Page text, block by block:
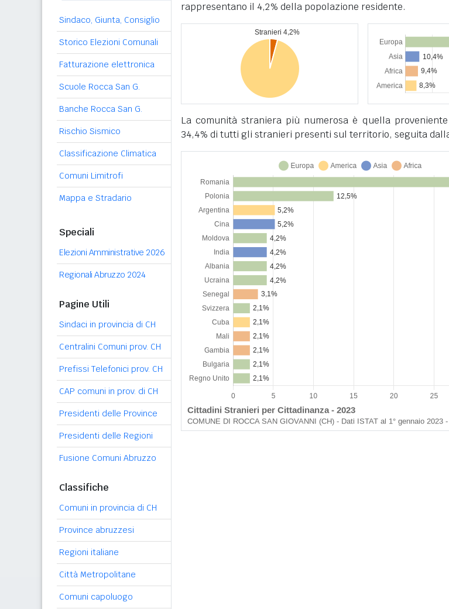
Sindaco, Giunta, Consiglio
Storico Elezioni Comunali
Fatturazione elettronica
Scuole Rocca San G.
Banche Rocca San G.
Rischio Sismico
Classificazione Climatica
Comuni Limitrofi
Mappa e Stradario
Speciali
Elezioni Amministrative 2026
Regionali Abruzzo 2024
Pagine Utili
Sindaci in provincia di CH
Centralini Comuni prov. CH
Prefissi Telefonici prov. CH
CAP comuni in prov. di CH
Presidenti delle Province
Presidenti delle Regioni
Fusione Comuni Abruzzo
Classifiche
Comuni in provincia di CH
Province abruzzesi
Regioni italiane
Città Metropolitane
Comuni capoluogo
rappresentano il 4,2% della popolazione residente.
La comunità straniera più numerosa è quella
34,4% di tutti gli stranieri presenti sul territorio, seguita